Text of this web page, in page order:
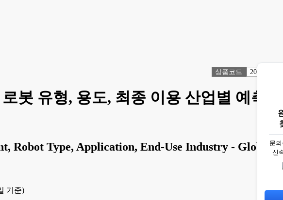
상품코드 2066020
봇 유형, 용도, 최종 이용 산업별 예측
Robot Type, Application, End-Use Industry - Global
기준)
문
신